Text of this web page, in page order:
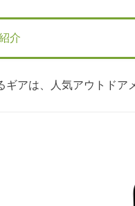
介
ギアは、人気アウトドア